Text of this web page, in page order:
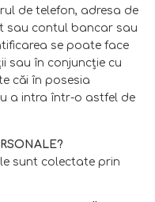
de telefon, adresa de
sau contul bancar sau
se poate face
sau în conjuncţie cu
căi în posesia
a intra într-o astfel de
sunt colectate prin